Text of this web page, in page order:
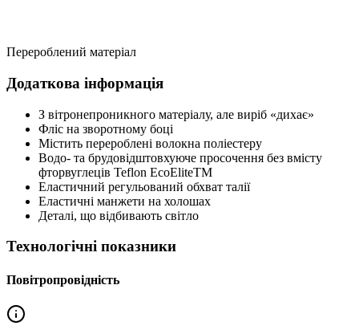
Перероблений матеріал
Додаткова інформація
З вітронепроникного матеріалу, але виріб «дихає»
Фліс на зворотному боці
Містить перероблені волокна поліестеру
Водо- та брудовідштовхуюче просочення без вмісту
фторвуглеців Teflon EcoEliteTM
Еластичний регульований обхват талії
Еластичні манжети на холошах
Деталі, що відбивають світло
Технологічні показники
Повітропровідність